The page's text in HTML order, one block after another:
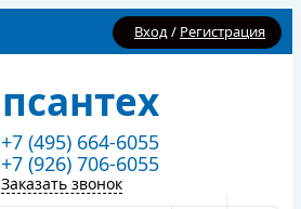
Вход/ Регистрация
+7 (495) 664-6055
+7 (926) 706-6055
Заказать звонок